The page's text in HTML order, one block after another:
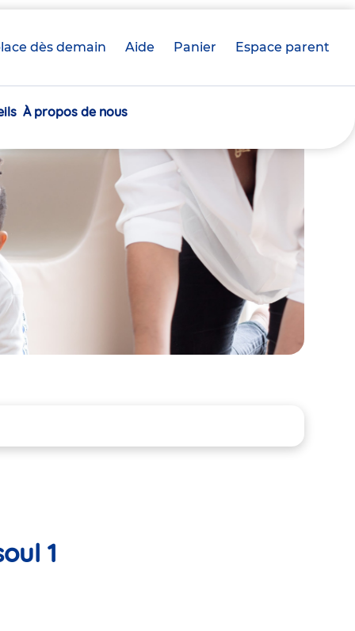
dès demain Aide Panier crèche(s)
Espace parent
À propos de nous
1